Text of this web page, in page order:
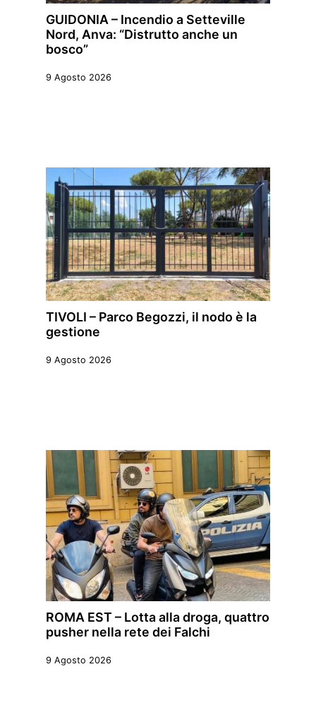
GUIDONIA – Incendio a Setteville
Nord, Anva: “Distrutto anche un
bosco”
9 Agosto 2026
TIVOLI – Parco Begozzi, il nodo è la
gestione
9 Agosto 2026
ROMA EST – Lotta alla droga, quattro
pusher nella rete dei Falchi
9 Agosto 2026